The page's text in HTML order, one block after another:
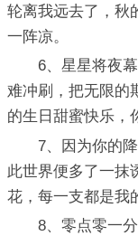
轮离我远去了，秋
一阵凉。
6、星星将夜
难冲刷，把无限的
的生日甜蜜快乐，
7、因为你的
此世界便多了一抹
花，每一支都是我
8、零点零一